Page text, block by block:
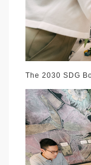
The 2030 SDG